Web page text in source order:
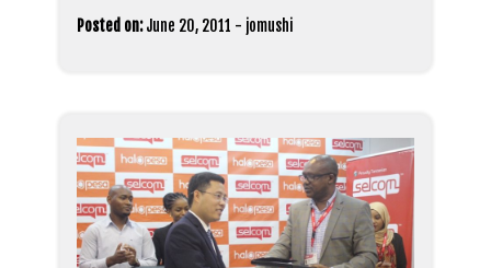
Posted on: June 20, 2011 - jomushi